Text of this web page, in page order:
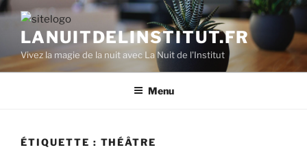
Aller
contenu
principal
LANUITDELINSTITUT.FR
Vivez la magie de la nuit avec La Nuit de l'Institut
Menu
ÉTIQUETTE : THÉÂTRE